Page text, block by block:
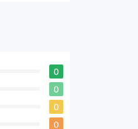
0
0
0
0